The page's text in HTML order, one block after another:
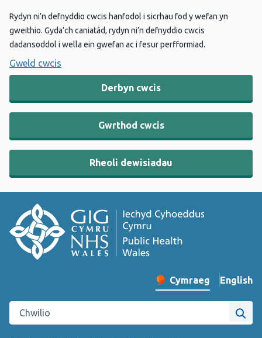
Rydyn ni’n defnyddio cwcis hanfodol i sicrhau fod y wefan yn
gweithio. Gyda’ch caniatâd, rydyn ni’n defnyddio cwcis
dadansoddol i wella ein gwefan ac i fesur perfformiad.
Gweld cwcis
Derbyn cwcis
Gwrthod cwcis
Rheoli dewisiadau
Newid iaith y wefan
Cymraeg English
–
Chwilio gwefan Iechyd Cyhoeddus Cymru